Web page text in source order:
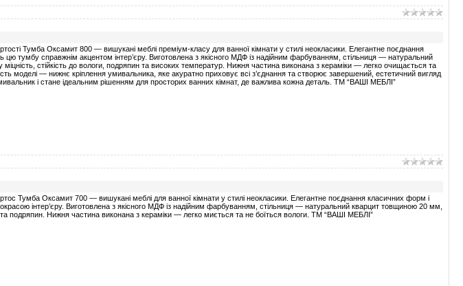
Тумба Оксамит 800 — вишукані меблі преміум-класу для ванної кімнати у стилі неокласики. Елегантне поєднання
цю тумбу справжнім акцентом інтер’єру. Виготовлена з якісного МДФ із надійним фарбуванням, стільниця — натуральний
стійкість до вологи, подряпин та високих температур. Нижня частина виконана з кераміки — легко очищається та
моделі — нижнє кріплення умивальника, яке акуратно приховує всі з’єднання та створює завершений, естетичний вигляд
і стане ідеальним рішенням для просторих ванних кімнат, де важлива кожна деталь. ТМ “ВАШІ МЕБЛІ”
Тумба Оксамит 700 — вишукані меблі для ванної кімнати у стилі неокласики. Елегантне поєднання класичних форм і
інтер’єру. Виготовлена з якісного МДФ із надійним фарбуванням, стільниця — натуральний кварцит товщиною 20 мм,
та подряпин. Нижня частина виконана з кераміки — легко миється та не боїться вологи. ТМ “ВАШІ МЕБЛІ”